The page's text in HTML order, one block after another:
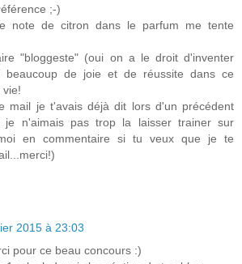
;-)
note de citron dans le parfum me tente
"bloggeste" (oui on a le droit d'inventer
beaucoup de joie et de réussite dans ce
vie!
mail je t'avais déjà dit lors d'un précédent
je n'aimais pas trop la laisser trainer sur
en commentaire si tu veux que je te
2015 à 23:03
pour ce beau concours :)